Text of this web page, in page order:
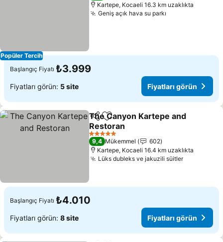
Popüler Tercih
Kartepe, Kocaeli 16.3 km uzaklıkta
Geniş açık hava su parkı
Başlangıç Fiyatı ₺3.999
Fiyatları görün: 5 site Fiyatları görün
PaylaşFavorilerime ekle
The Canyon Kartepe and
Restoran
Fiyatları görün
5 Yıldız
9,4 Mükemmel
602
Kartepe, Kocaeli 16.4 km uzaklıkta
Lüks dubleks ve jakuzili süitlerFiyatları
Başlangıç Fiyatı ₺4.010
Fiyatları görün: 8 site Fiyatları görün